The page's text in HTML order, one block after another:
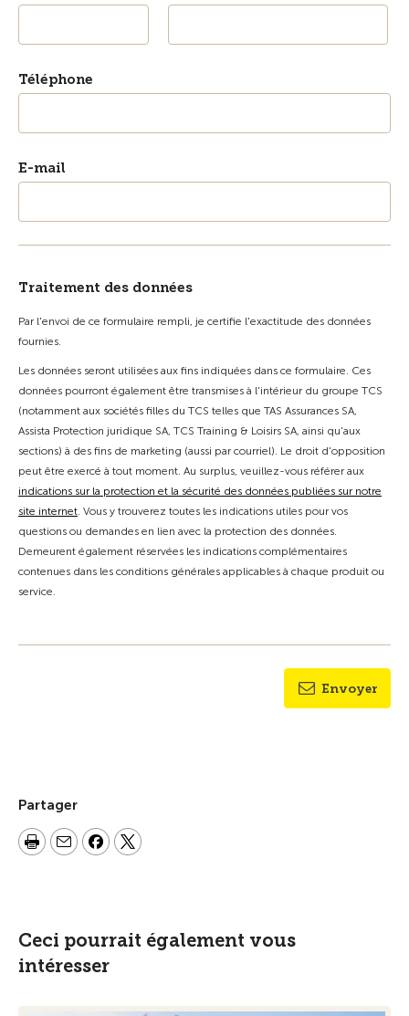
Téléphone
E-mail
Traitement des données
Par l'envoi de ce formulaire rempli, je certifie l'exactitude des données
fournies.
Les données seront utilisées aux fins indiquées dans ce formulaire. Ces
données pourront également être transmises à l'intérieur du groupe TCS
(notamment aux sociétés filles du TCS telles que TAS Assurances SA,
Assista Protection juridique SA, TCS Training & Loisirs SA, ainsi qu'aux
sections) à des fins de marketing (aussi par courriel). Le droit d'opposition
peut être exercé à tout moment. Au surplus, veuillez-vous référer aux
indications sur la protection et la sécurité des données publiées sur notre
site internet. Vous y trouverez toutes les indications utiles pour vos
questions ou demandes en lien avec la protection des données.
Demeurent également réservées les indications complémentaires
contenues dans les conditions générales applicables à chaque produit ou
service.
Envoyer
Partager
Ceci pourrait également vous
intéresser